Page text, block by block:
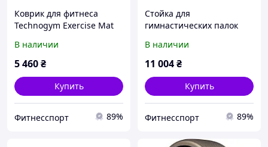
Коврик для фитнеса
Technogym Exercise Mat
В наличии
5 460₴
Купить
Фитнесспорт 89%
Стойка для
гимнастических палок
Fitness
В наличии
11 004₴
Купить
Фитнесспорт 89%